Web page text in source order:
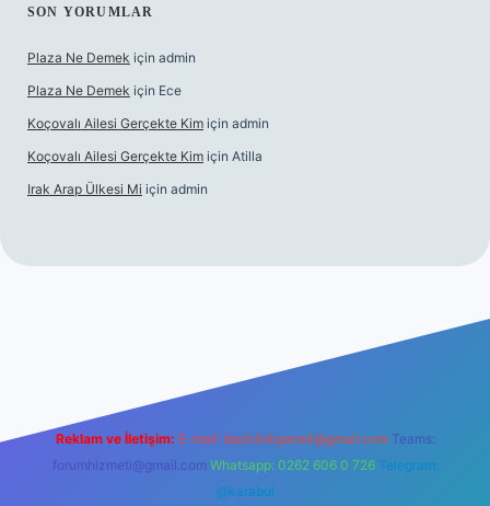
SON YORUMLAR
Plaza Ne Demek için admin
Plaza Ne Demek için Ece
Koçovalı Ailesi Gerçekte Kim için admin
Koçovalı Ailesi Gerçekte Kim için Atilla
Irak Arap Ülkesi Mi için admin
Reklam ve İletişim: E-mail: backlinkpaneli@gmail.com Teams:
forumhizmeti@gmail.com Whatsapp: 0262 606 0 726 Telegram:
@karabul